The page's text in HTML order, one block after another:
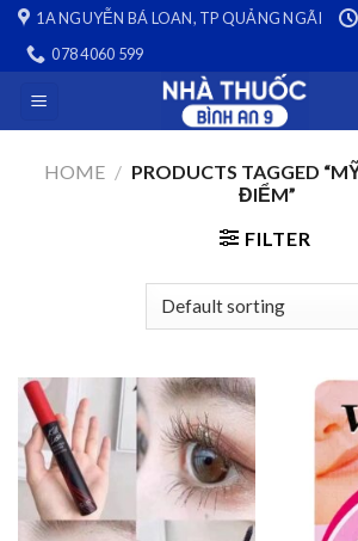
Skip
content
1A NGUYỄN BÁ LOAN, TP QUẢNG NGÃI
078 4060 599
HOME / PRODUCTS TAGGED
ĐIỂM”
FILTER